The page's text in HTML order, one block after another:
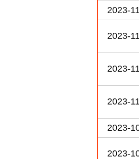
2023-
2023-
2023-
2023-
2023-
2023-